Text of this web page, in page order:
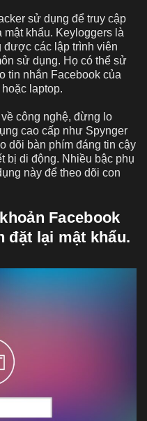
sử dụng để truy cập
mật khẩu. Keyloggers là
được các lập trình viên
sử dụng. Họ có thể sử
tin nhắn Facebook của
laptop.
công nghệ, đừng lo
cao cấp như Spynger
dõi bàn phím đáng tin cậy
bị di động. Nhiều bậc phụ
này để theo dõi con
Facebook
đặt lại mật khẩu.